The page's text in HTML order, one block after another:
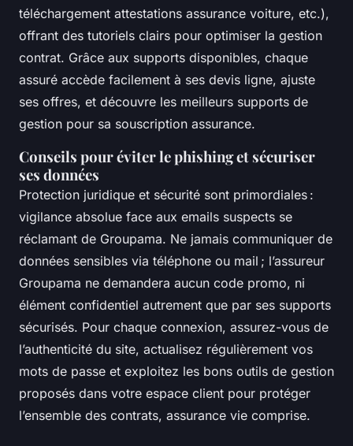
téléchargement attestations assurance voiture, etc.),
offrant des tutoriels clairs pour optimiser la gestion
contrat. Grâce aux supports disponibles, chaque
assuré accède facilement à ses devis ligne, ajuste
ses offres, et découvre les meilleurs supports de
gestion pour sa souscription assurance.
Conseils pour éviter le phishing et sécuriser
ses données
Protection juridique et sécurité sont primordiales :
vigilance absolue face aux emails suspects se
réclamant de Groupama. Ne jamais communiquer de
données sensibles via téléphone ou mail ; l’assureur
Groupama ne demandera aucun code promo, ni
élément confidentiel autrement que par ses supports
sécurisés. Pour chaque connexion, assurez-vous de
l’authenticité du site, actualisez régulièrement vos
mots de passe et exploitez les bons outils de gestion
proposés dans votre espace client pour protéger
l’ensemble des contrats, assurance vie comprise.